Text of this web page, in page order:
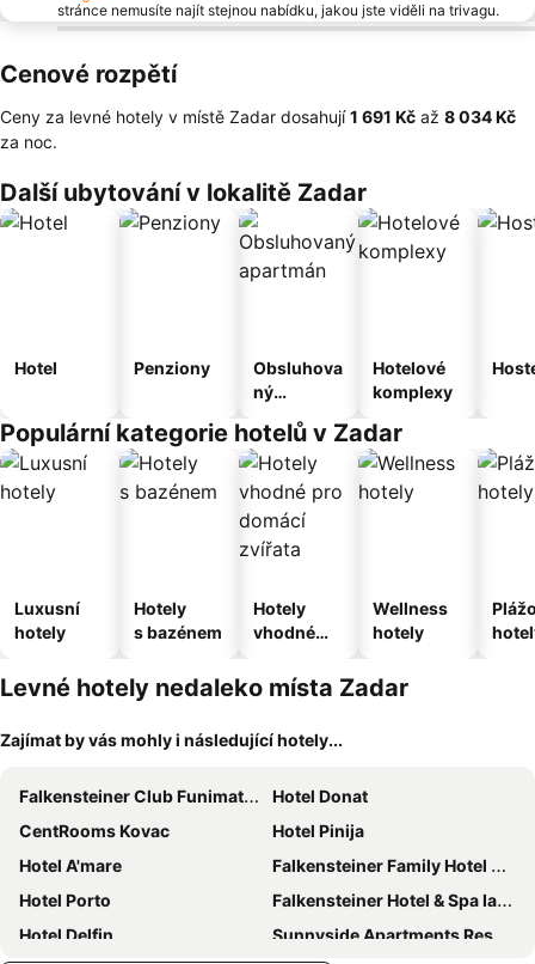
stránce nemusíte najít stejnou nabídku, jakou jste viděli na trivagu.
Cenové rozpětí
Ceny za levné hotely v místě Zadar dosahují‎1 691 Kč až ‎8 034 Kč
za noc.
Další ubytování v lokalitě Zadar
Hotel Penziony
Obsluhova
ný
Hotelové
komplexy
Populární kategorie hotelů v Zadar
Luxusní
hotely
Hotely
s bazénem
Hotely
vhodné
domácí
zvířata
Wellness
hotely
Levné hotely nedaleko místa Zadar
Zajímat by vás mohly i následující hotely...
Falkensteiner Club Funimation Borik
Hotel Donat
CentRooms Kovac
Hotel Pinija
Hotel A'mare
Falkensteiner Family Hotel Diadora
Hotel Porto
Falkensteiner Hotel & Spa Iadera
Hotel Delfin
Sunnyside Apartments Resort Petrcane